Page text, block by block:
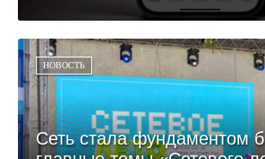
НОВОСТЬ
Сеть стала фундаментом